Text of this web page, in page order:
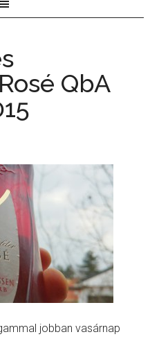
QbA
jobban vasárnap